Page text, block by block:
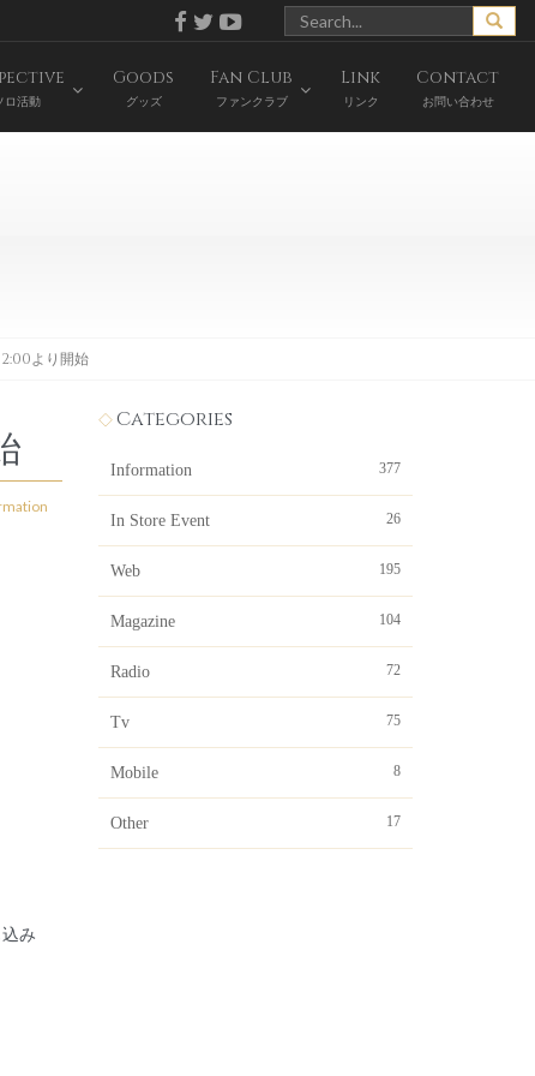
ロ活動
Goods
グッズ
Fan Club
ファンクラブ
Link
リンク
Contact
お問い合わせ
より開始
み
Categories
Information 377
In Store Event 26
Web 195
Magazine 104
Radio 72
Tv 75
Mobile 8
Other 17